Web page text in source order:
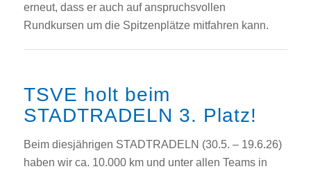
erneut, dass er auch auf anspruchsvollen
Rundkursen um die Spitzenplätze mitfahren kann.
TSVE holt beim
STADTRADELN 3. Platz!
Beim diesjährigen STADTRADELN (30.5. – 19.6.26)
haben wir ca. 10.000 km und unter allen Teams in